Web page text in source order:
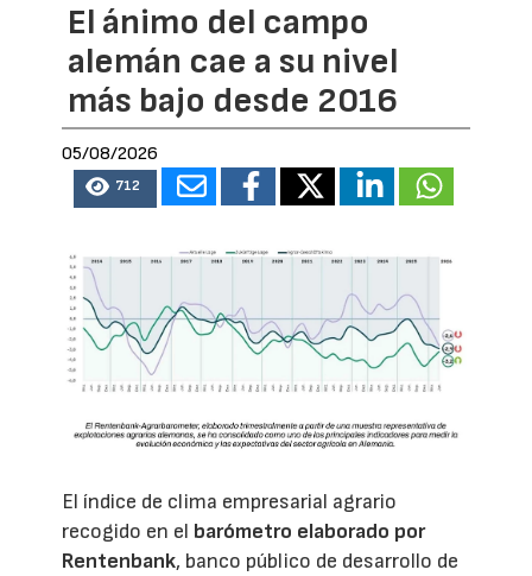
El ánimo del campo
alemán cae a su nivel
más bajo desde 2016
05/08/2026
712
El índice de clima empresarial agrario
recogido en el barómetro elaborado por
Rentenbank, banco público de desarrollo de